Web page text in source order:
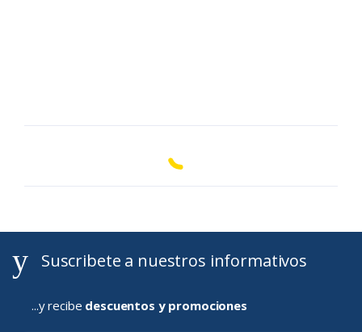
Suscribete a nuestros informativos
...y recibe descuentos y promociones